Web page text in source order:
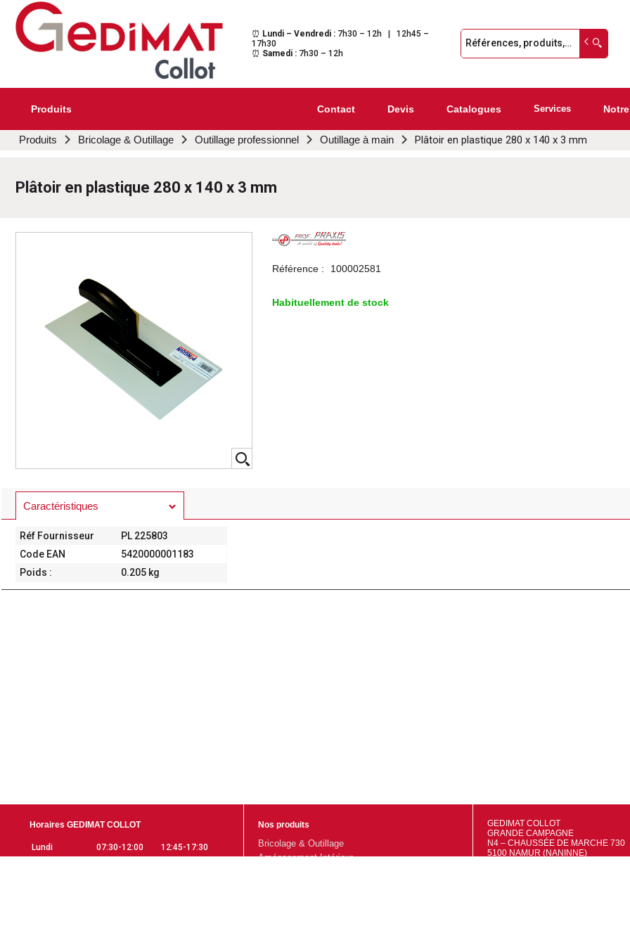
Gedimat Collot
Au cœur de l'ouvrage
⏰ Lundi – Vendredi : 7h30 – 12h | 12h45 –
17h30
⏰ Samedi : 7h30 – 12h
Produits Contact Devis Catalogues Services
Produits Bricolage & Outillage Outillage professionnel Outillage à main Plâtoir en plastique 280 x 140 x 3 mm
Plâtoir en plastique 280 x 140 x 3 mm
Référence : 100002581
Habituellement de stock
Caractéristiques
Réf Fournisseur
PL 225803
Code EAN
5420000001183
Poids :
0.205 kg
Horaires GEDIMAT COLLOT
Lundi 07:30-12:00
12:45-17:30
Nos produits
Bricolage & Outillage
Aménagement Intérieur
GEDIMAT COLLOT
GRANDE CAMPAGNE
N4 – CHAUSSÉE DE MARCHE 730
5100 NAMUR (NANINNE)